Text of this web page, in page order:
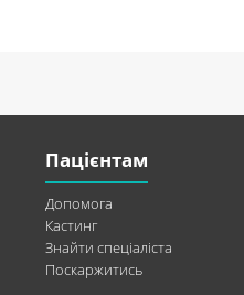
Пацієнтам
Допомога
Кастинг
Знайти спеціаліста
Поскаржитись